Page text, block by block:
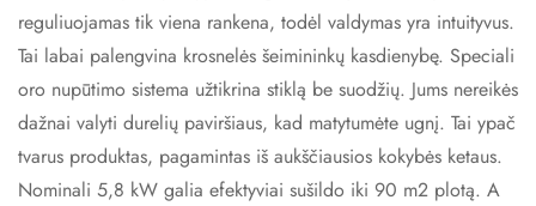
reguliuojamas tik viena rankena, todėl valdymas yra intuityvus.
Tai labai palengvina krosnelės šeimininkų kasdienybę. Speciali
oro nupūtimo sistema užtikrina stiklą be suodžių. Jums nereikės
dažnai valyti durelių paviršiaus, kad matytumėte ugnį. Tai ypač
tvarus produktas, pagamintas iš aukščiausios kokybės ketaus.
Nominali 5,8 kW galia efektyviai sušildo iki 90 m2 plotą. A